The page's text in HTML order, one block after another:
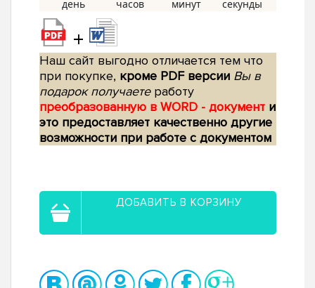
+
Наш сайт выгодно отличается тем что
при покупке, кроме PDF версии Вы в
подарок получаетеработу
преобразованную в WORD - документ и
это предоставляет качественно другие
возможности при работе с документом
ДОБАВИТЬ В КОРЗИНУ